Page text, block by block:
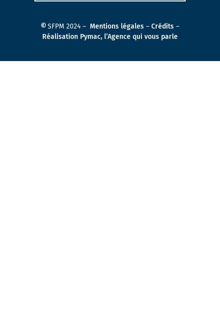
©SFPM 2024 – Mentions légales – Crédits –
Réalisation Pymac, l’Agence qui vous parle